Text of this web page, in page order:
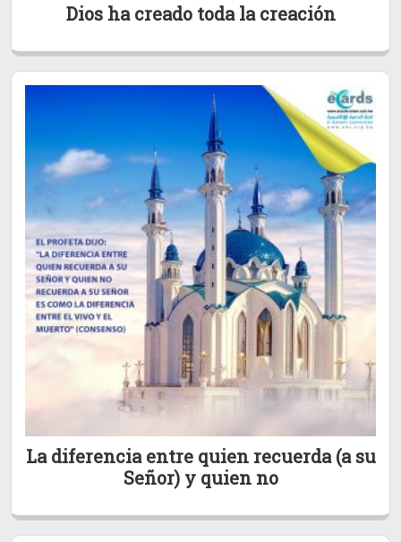
Dios ha creado toda la creación
La diferencia entre quien recuerda (a su
Señor) y quien no